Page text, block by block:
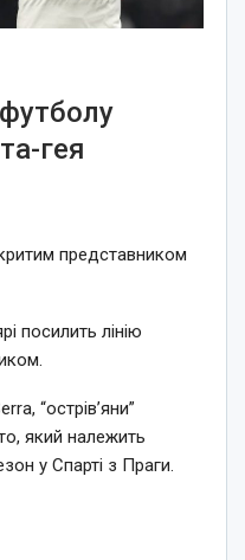
гея
представником
посилить лінію
“острів’яни”
який належить
у Спарті з Праги.